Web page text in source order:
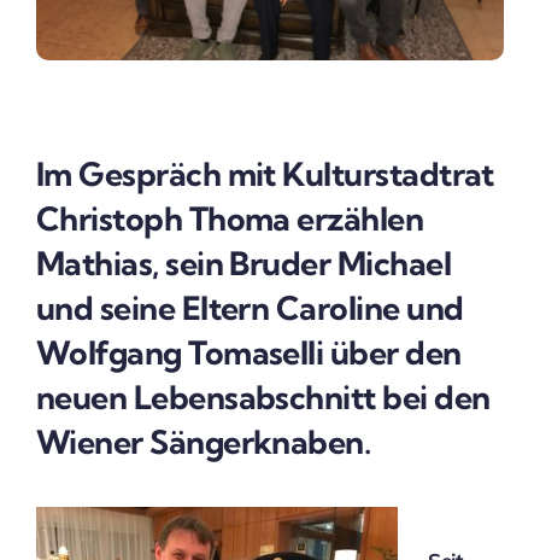
Im Gespräch mit Kulturstadtrat
Christoph Thoma erzählen
Mathias, sein Bruder Michael
und seine Eltern Caroline und
Wolfgang Tomaselli über den
neuen Lebensabschnitt bei den
Wiener Sängerknaben.